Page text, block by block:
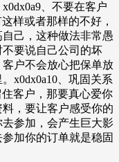
、不要在客户
样或者那样的不好，
己，这种做法非常愚
要说自己公司的坏
户不会放心把保单放
x0dx0a10、巩固关系
客户，那要真心爱你
，要让客户感受你的
参加，会产生巨大影
加你的订单就是稳固